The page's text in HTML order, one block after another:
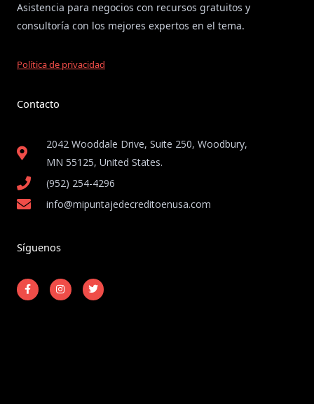
Asistencia para negocios con recursos gratuitos y
consultoría con los mejores expertos en el tema.
Política de privacidad
Contacto
2042 Wooddale Drive, Suite 250, Woodbury,
MN 55125, United States​.
(952) 254-4296
info@mipuntajedecreditoenusa.com
Síguenos
F
a
c
I
n
s
T
w
i